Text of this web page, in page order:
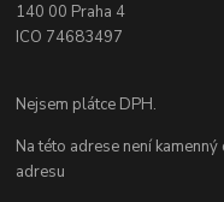
140 00 Praha 4
ICO 74683497
Nejsem plátce DPH.
Na této adrese není
adresu